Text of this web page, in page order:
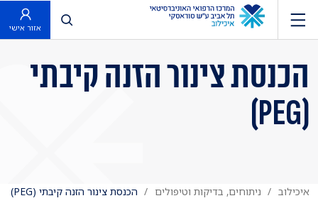
פתח חיפוש
אזור אישי
הכנסת צינור הזנה קיבתי
(PEG)
איכילוב ניתוחים, בדיקות וטיפולים הכנסת צינור הזנה קיבתי (PEG)